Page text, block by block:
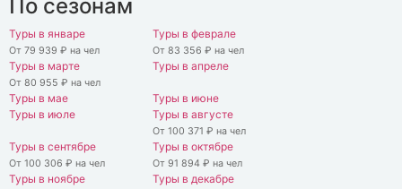
По сезонам
Туры в январе
От 79 939 ₽ на чел
Туры в феврале
От 83 356 ₽ на чел
Туры в марте
От 80 955 ₽ на чел
Туры в апреле
Туры в мае
Туры в июне
Туры в июле
Туры в августе
От 100 371 ₽ на чел
Туры в сентябре
От 100 306 ₽ на чел
Туры в октябре
От 91 894 ₽ на чел
Туры в ноябре Туры в декабре